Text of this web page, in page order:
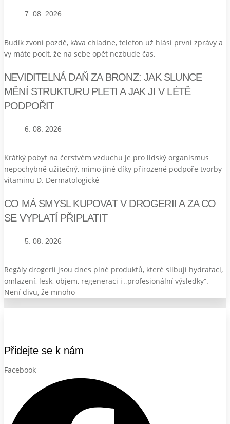
7. 08. 2026
Budík zvoní pozdě, káva chladne, telefon už hlásí první zprávy a
vy máte pocit, že na sebe opět nezbude čas.
NEVIDITELNÁ DAŇ ZA BRONZ: JAK SLUNCE
MĚNÍ STRUKTURU PLETI A JAK JI V LÉTĚ
PODPOŘIT
6. 08. 2026
Krátký pobyt na čerstvém vzduchu je pro lidský organismus
nepochybně užitečný, mimo jiné díky přirozené podpoře tvorby
vitaminu D. Dermatologické
CO MÁ SMYSL KUPOVAT V DROGERII A ZA CO
SE VYPLATÍ PŘIPLATIT
5. 08. 2026
Regály drogerií jsou dnes plné produktů, které slibují hydrataci,
omlazení, lesk, objem, regeneraci i „profesionální výsledky“.
Není divu, že mnoho
Přidejte se k nám
Facebook